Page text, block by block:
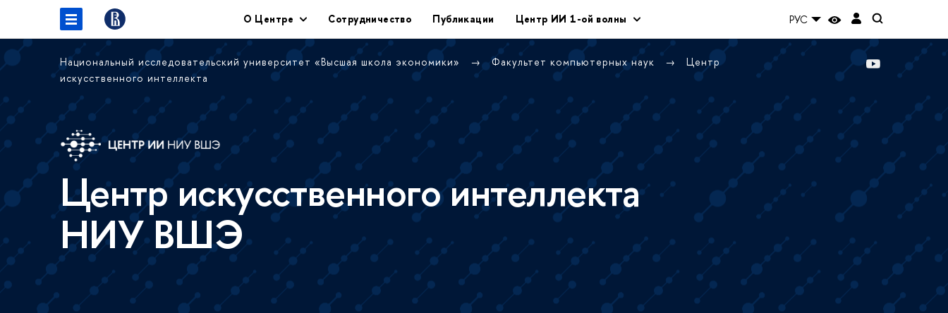
О Центре Сотрудничество Публикации Центр ИИ 1-ой волны РУС
Национальный исследовательский университет «Высшая школа экономики» Факультет компьютерных наук
Центр
искусственного интеллекта
Центр искусственного интеллекта
НИУ ВШЭ